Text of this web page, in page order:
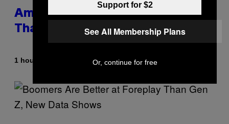
Americans Watch Porn Longer
Than Anyone Else, Survey Finds
1 hour ago Ashley Fike
Support for $2
See All Membership Plans
Or, continue for free